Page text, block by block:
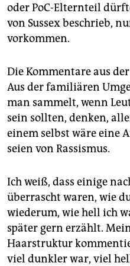
oder PoC-Elternteil
von Sussex beschrieb,
vorkommen.
Die Kommentare aus
Aus der familiären
man sammelt, wenn
sein sollten, denken,
einem selbst wäre eine
seien von Rassismus.
Ich weiß, dass einige
überrascht waren, wie
wiederum, wie hell ich
später gern erzählt.
Haarstruktur
viel dunkler war, viel